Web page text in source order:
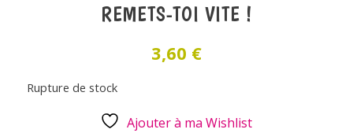
REMETS-TOI VITE !
3,60 €
Rupture de stock
Ajouter à ma Wishlist